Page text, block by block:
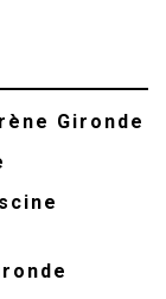
Gironde